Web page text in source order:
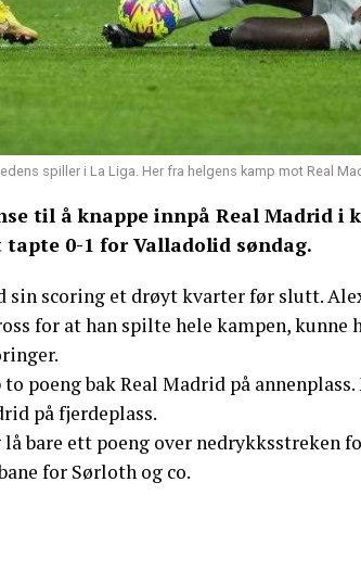
spiller i La Liga. Her fra helgens kamp mot Real
til å knappe innpå Real Madrid i
0-1 for Valladolid søndag.
sin scoring et drøyt kvarter før slutt.
for at han spilte hele kampen, kunne
poeng bak Real Madrid på
på fjerdeplass.
bare ett poeng over nedrykksstreken
for Sørloth og co.